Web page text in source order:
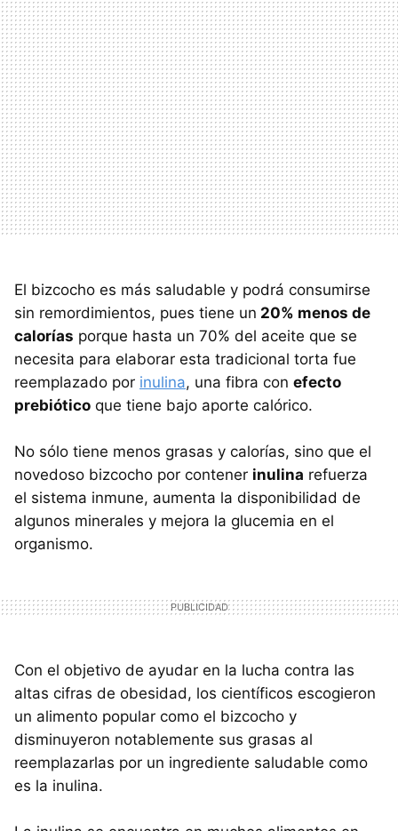
El bizcocho es más saludable y podrá consumirse
sin remordimientos, pues tiene un 20% menos de
calorías porque hasta un 70% del aceite que se
necesita para elaborar esta tradicional torta fue
reemplazado por inulina, una fibra con efecto
prebiótico que tiene bajo aporte calórico.
No sólo tiene menos grasas y calorías, sino que el
novedoso bizcocho por contener inulina refuerza
el sistema inmune, aumenta la disponibilidad de
algunos minerales y mejora la glucemia en el
organismo.
Con el objetivo de ayudar en la lucha contra las
altas cifras de obesidad, los científicos escogieron
un alimento popular como el bizcocho y
disminuyeron notablemente sus grasas al
reemplazarlas por un ingrediente saludable como
es la inulina.